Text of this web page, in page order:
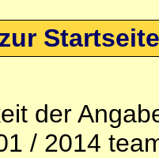
der
/ 2014